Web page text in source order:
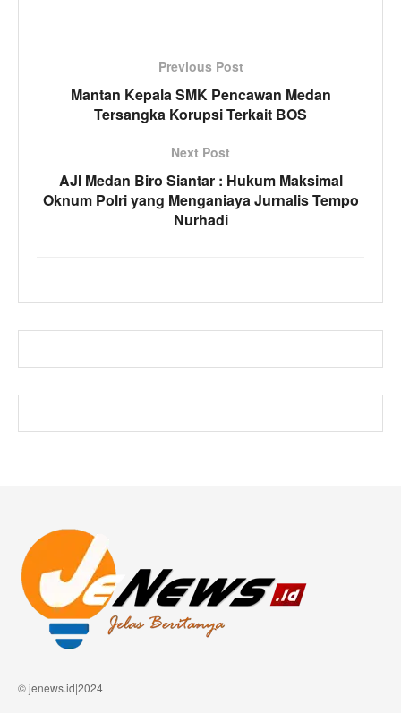
Previous Post
Mantan Kepala SMK Pencawan Medan
Tersangka Korupsi Terkait BOS
Next Post
AJI Medan Biro Siantar : Hukum Maksimal
Oknum Polri yang Menganiaya Jurnalis Tempo
Nurhadi
© jenews.id|2024